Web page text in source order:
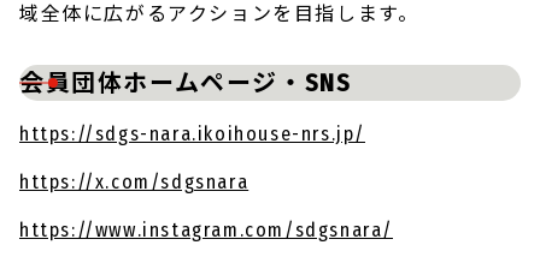
域全体に広がるアクションを目指します。
会員団体ホームページ・SNS
https://sdgs-nara.ikoihouse-nrs.jp/
https://x.com/sdgsnara
https://www.instagram.com/sdgsnara/